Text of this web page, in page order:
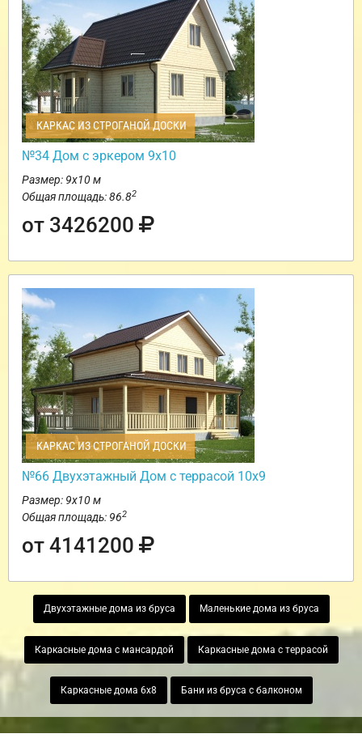
КАРКАС ИЗ СТРОГАНОЙ ДОСКИ
№34 Дом с эркером 9х10
Размер: 9х10 м
Общая площадь: 86.82
от 3426200
КАРКАС ИЗ СТРОГАНОЙ ДОСКИ
№66 Двухэтажный Дом с террасой 10х9
Размер: 9х10 м
Общая площадь: 962
от 4141200
Двухэтажные дома из бруса Маленькие дома из бруса
Каркасные дома с мансардой Каркасные дома с террасой
Каркасные дома 6х8 Бани из бруса с балконом